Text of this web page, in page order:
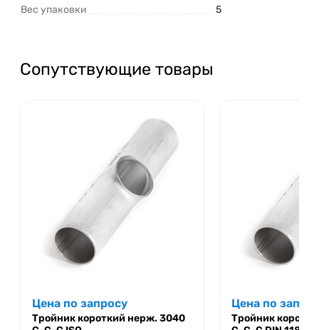
Вес упаковки 5
Сопутствующие товары
Цена по запросу
Тройник короткий нерж. 3040
Цена по
Тройник